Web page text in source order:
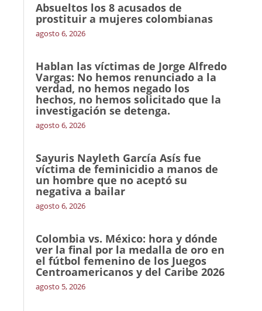
Absueltos los 8 acusados de
prostituir a mujeres colombianas
agosto 6, 2026
Hablan las víctimas de Jorge Alfredo
Vargas: No hemos renunciado a la
verdad, no hemos negado los
hechos, no hemos solicitado que la
investigación se detenga.
agosto 6, 2026
Sayuris Nayleth García Asís fue
víctima de feminicidio a manos de
un hombre que no aceptó su
negativa a bailar
agosto 6, 2026
Colombia vs. México: hora y dónde
ver la final por la medalla de oro en
el fútbol femenino de los Juegos
Centroamericanos y del Caribe 2026
agosto 5, 2026